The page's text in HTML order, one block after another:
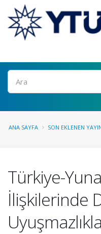
Ara
ANA SAYFA SON EKLENEN
Türkiye-
İlişkilerinde